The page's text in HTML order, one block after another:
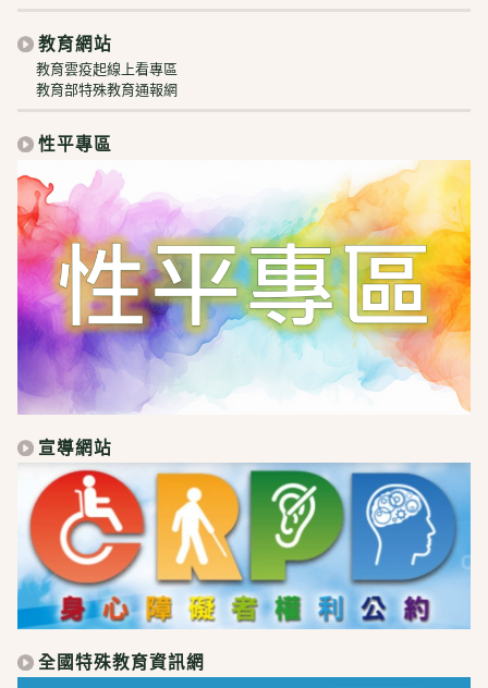
教育網站
教育雲疫起線上看專區
教育部特殊教育通報網
性平專區
宣導網站
全國特殊教育資訊網